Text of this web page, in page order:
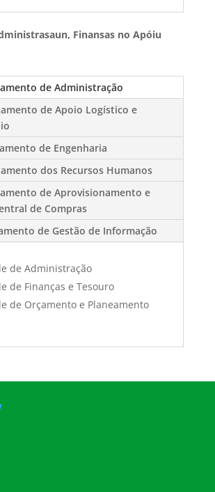
Finansas no Apóiu
de Administração
de Apoio Logístico e
de Engenharia
dos Recursos Humanos
de Aprovisionamento e
de Compras
de Gestão de Informação
de Administração
de Finanças e Tesouro
de Orçamento e Planeamento